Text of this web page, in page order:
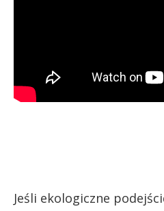
Jeśli ekologiczne